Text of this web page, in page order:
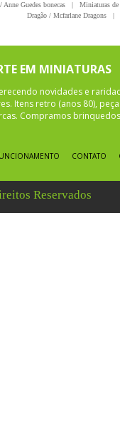
Anne Guedes bonecas |
Miniaturas
Dragão / Mcfarlane Dragons
|
EM MINIATURAS
novidades e
Itens retro (anos 80),
Compramos
CONTATO
Reservados